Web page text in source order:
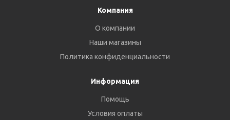
Компания
О компании
Наши магазины
Политика конфиденциальности
Информация
Помощь
Условия оплаты